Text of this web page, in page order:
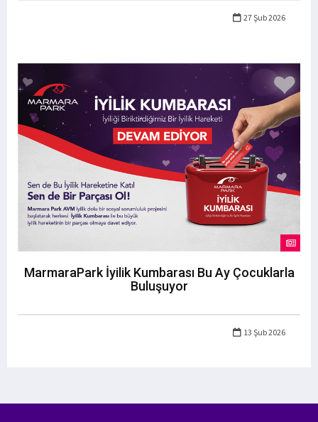
27 Şub 2026
MarmaraPark İyilik Kumbarası Bu Ay Çocuklarla
Buluşuyor
13 Şub 2026